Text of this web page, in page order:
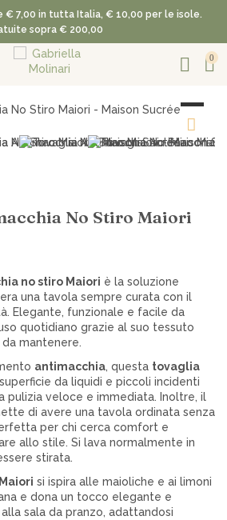
€ 7,00 in tutta Italia, € 10,00 per le isole.
sopra € 200,00
0
No Stiro Maiori
no stiro Maiori è la soluzione
una tavola sempre curata con il
Elegante, funzionale e facile da
quotidiano grazie al suo tessuto
mantenere.
antimacchia, questa tovaglia
da liquidi e piccoli incidenti
pulizia veloce e immediata. Inoltre, il
di avere una tavola ordinata senza
per chi cerca comfort e
allo stile. Si lava normalmente in
stirata.
Maiori si ispira alle maioliche e ai limoni
e dona un tocco elegante e
sala da pranzo, adattandosi